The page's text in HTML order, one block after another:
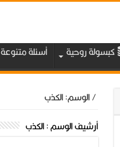
كبسولة روحية أسئلة متنوعة
/الوسم:الكذب
أرشيف الوسم :الكذب